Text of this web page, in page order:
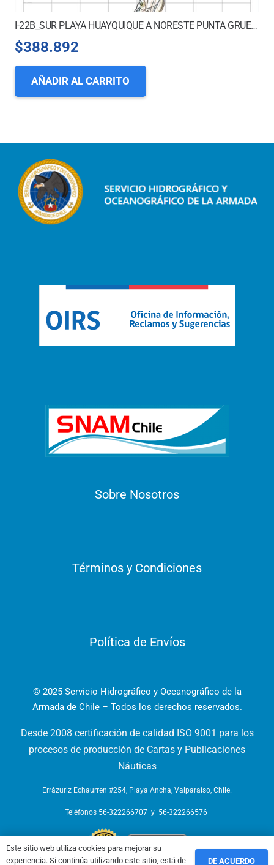
I-22B_SUR PLAYA HUAYQUIQUE A NORESTE PUNTA GRUESA
$388.892
AÑADIR AL CARRITO
Sobre Nosotros
Términos y Condiciones
Política de Envíos
© 2025 Servicio Hidrográfico y Oceanográfico de la
Armada de Chile – Todos los derechos reservados.
Desde 2008 certificación de calidad ISO 9001 para los
procesos de producción de Cartas y Publicaciones
Náuticas
Errázuriz Echaurren #254, Playa Ancha, Valparaíso, Chile.
Teléfonos 56-322266707 y 56-322266576
Este sitio web utiliza cookies para mejorar su
experiencia. Si continúa utilizando este sitio, está de
DE ACUERDO